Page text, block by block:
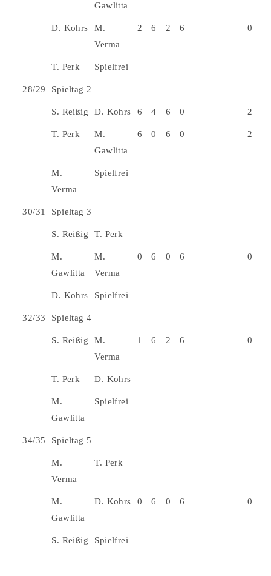
Gawlitta
D. Kohrs
M.
Verma
2 6 2 6 0
T. Perk Spielfrei
28/29 Spieltag 2
S. Reißig D. Kohrs 6 4 6 0 2
T. Perk
M.
Gawlitta
6 0 6 0 2
M.
Verma
Spielfrei
30/31 Spieltag 3
S. Reißig T. Perk
M.
Gawlitta
M.
Verma
0 6 0 6 0
D. Kohrs Spielfrei
32/33 Spieltag 4
S. Reißig
M.
Verma
1 6 2 6 0
T. Perk D. Kohrs
M.
Gawlitta
Spielfrei
34/35 Spieltag 5
M.
Verma
T. Perk
M.
Gawlitta
D. Kohrs 0 6 0 6 0
S. Reißig Spielfrei